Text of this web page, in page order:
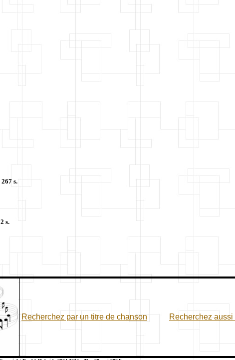
s.
s.
Recherchez par un titre de chanson Recherchez